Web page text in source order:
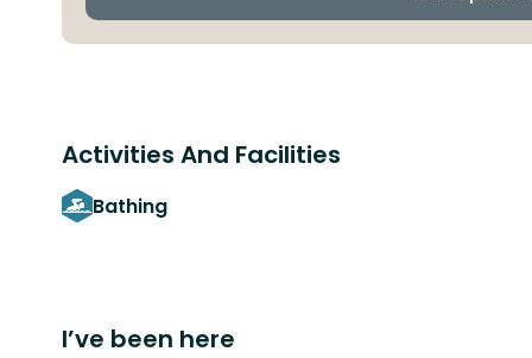
Activities And Facilities
Bathing
I’ve been here